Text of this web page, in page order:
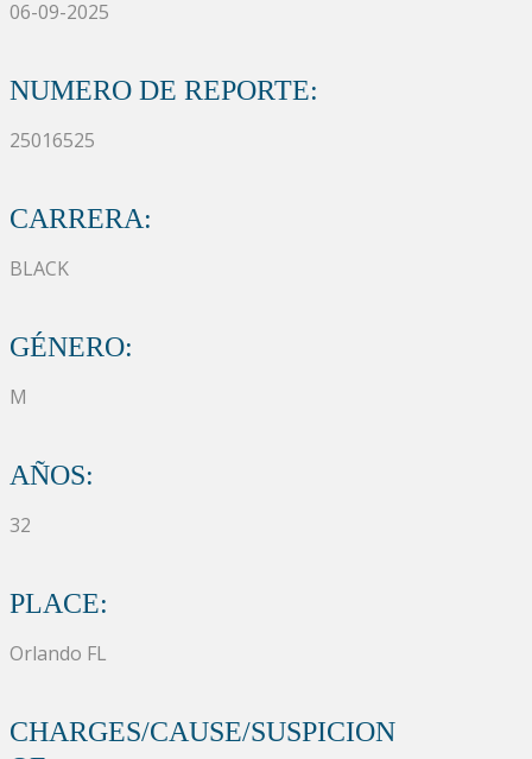
06-09-2025
NUMERO DE REPORTE:
25016525
CARRERA:
BLACK
GÉNERO:
M
AÑOS:
32
PLACE:
Orlando FL
CHARGES/CAUSE/SUSPICION